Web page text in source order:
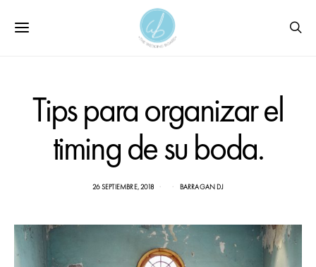
Tips para organizar el
timing de su boda.
26 SEPTIEMBRE, 2018 BARRAGAN DJ